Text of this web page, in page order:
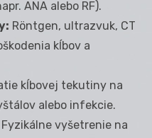
ANA alebo RF).
Röntgen, ultrazvuk, CT
kĺbov a
kĺbovej tekutiny na
alebo infekcie.
Fyzikálne vyšetrenie na